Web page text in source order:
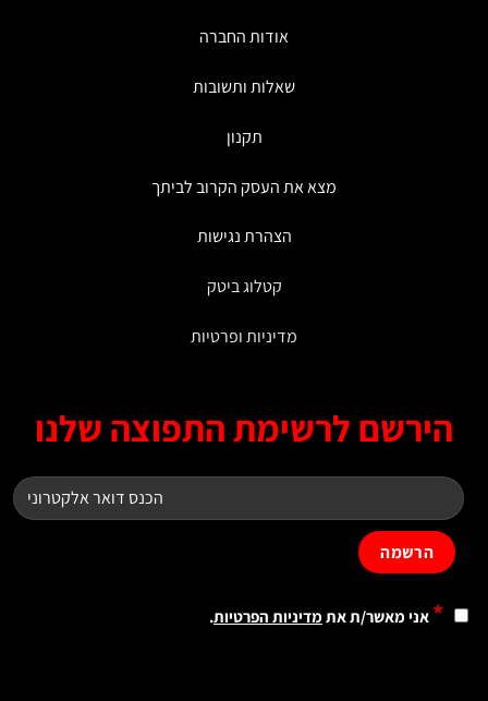
אודות החברה
שאלות ותשובות
מצא את העסק הקרוב לביתך
הצהרת נגישות
קטלוג ביטק
מדיניות ופרטיות
לרשימת התפוצה שלנו
אני מאשר/ת אתמדיניות הפרטיות.